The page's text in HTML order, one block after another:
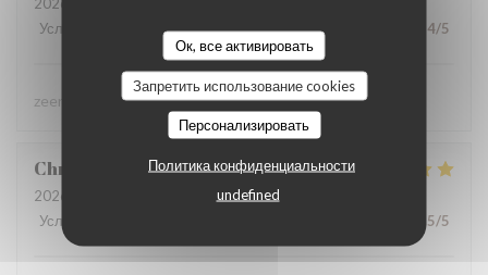
Ок, все активировать
Запретить использование cookies
Персонализировать
Политика конфиденциальности
undefined
Услуги
Атмосфера:4/5 Меню:4/5 Цена / качество 4/5
zeer lekker gegeten, zeer vriendelijke bediening
Christine
2026-08-02
- 19:15 - гости 2
Услуги
5/5